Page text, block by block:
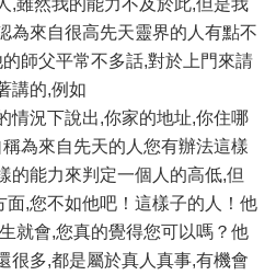
,雖然我的能力不及於此,但是我
為來自很高先天靈界的人有點不
師父平常不多話,對於上門來請
講的,例如
情況下說出,你家的地址,你住哪
為來自先天的人您有辦法這樣
的能力來判定一個人的高低,但
,您不如他吧！這樣子的人！他
就會,您真的覺得您可以嗎？他
很多,都是屬於真人真事,有機會